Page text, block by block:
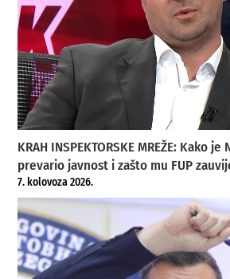
KRAH INSPEKTORSKE MREŽE: Kako
prevario javnost i zašto mu FUP
7. kolovoza 2026.